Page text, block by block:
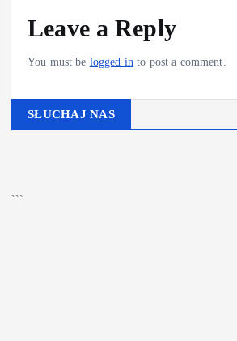
Leave a Reply
You must be logged in to post a comment.
SŁUCHAJ NAS
```